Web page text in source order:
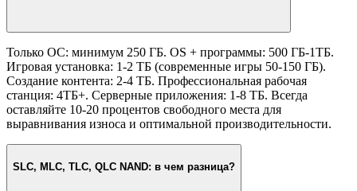
Только ОС: минимум 250 ГБ. OS + программы: 500 ГБ-1ТБ.
Игровая установка: 1-2 ТБ (современные игры 50-150 ГБ).
Создание контента: 2-4 ТБ. Профессиональная рабочая
станция: 4ТБ+. Серверные приложения: 1-8 ТБ. Всегда
оставляйте 10-20 процентов свободного места для
выравнивания износа и оптимальной производительности.
SLC, MLC, TLC, QLC NAND: в чем разница?